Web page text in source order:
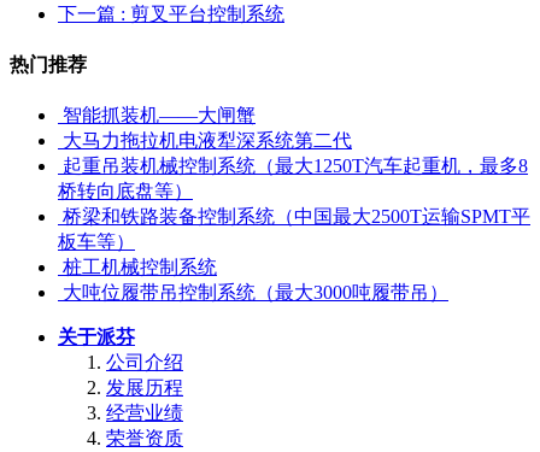
下一篇 : 剪叉平台控制系统
热门推荐
智能抓装机——大闸蟹
大马力拖拉机电液犁深系统第二代
起重吊装机械控制系统（最大1250T汽车起重机，最多8
桥转向底盘等）
桥梁和铁路装备控制系统（中国最大2500T运输SPMT平
板车等）
桩工机械控制系统
大吨位履带吊控制系统（最大3000吨履带吊）
关于派芬
公司介绍
发展历程
经营业绩
荣誉资质